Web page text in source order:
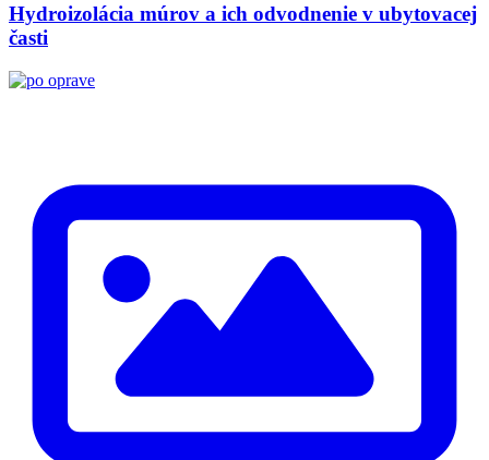
Hydroizolácia múrov a ich odvodnenie v ubytovacej
časti